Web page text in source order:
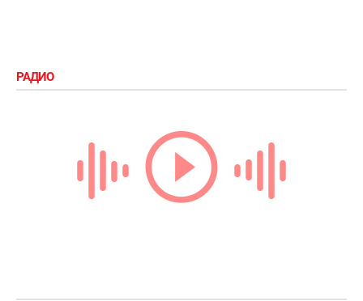
РАДИО